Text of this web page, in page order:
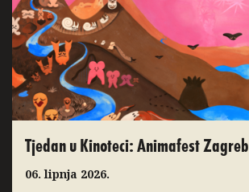
Tjedan u Kinoteci: Animafest Zagreb
06. lipnja 2026.